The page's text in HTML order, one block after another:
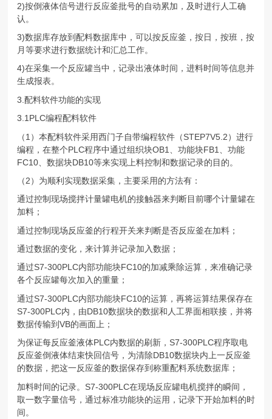
2)按倒液体信号进行反应釜批号的自动累加，及时进行人工确
认。
3)数据库存放到配料数据库中，可以按反应釜，按日，按班，按
月等要求进行数据统计和汇总工作。
4)在采集一个反应罐当中，记录出液体时间，进料时间等信息并
生成报表。
3.配料软件功能的实现
3.1PLC编程配料软件
（1）本配料软件采用西门子自带编程软件（STEP7V5.2）进行
编程，在整个PLC程序中通过组织块OB1、功能块FB1、功能
FC10、数据块DB10等来实现上料控制和数据记录的目的。
（2）为顺利实现数据采集，主要采用的方法有：
通过控制现场搅拌计量罐电机的接触器来判断目前哪个计量罐在
加料；
通过控制现场反应釜的行程开关来判断是否反应釜在加料；
通过数据的变化，来计算并记录加入数据；
通过S7-300PLC内部功能块FC10的加减乘除运算，来准确记录
各个反应罐每次加入的重量；
通过S7-300PLC内部功能块FC10的运算，再将运算结果保存在
S7-300PLC内，由DB10数据块的数据和人工界面相联接，并将
数据传输到VB的画面上；
为保证每反应釜液体PLC内数据的刷新，S7-300PLC程序取电
反应釜倒液体结束快回信号，为清除DB10数据块内上一反应釜
的数据，把这一反应釜的数据保存到称重配料系统数据库；
加料时间的记录。S7-300PLC在现场反应罐电机搅拌的瞬间，
取一数字量信号，通过标准功能块的运用，记录下开始加料的时
间。